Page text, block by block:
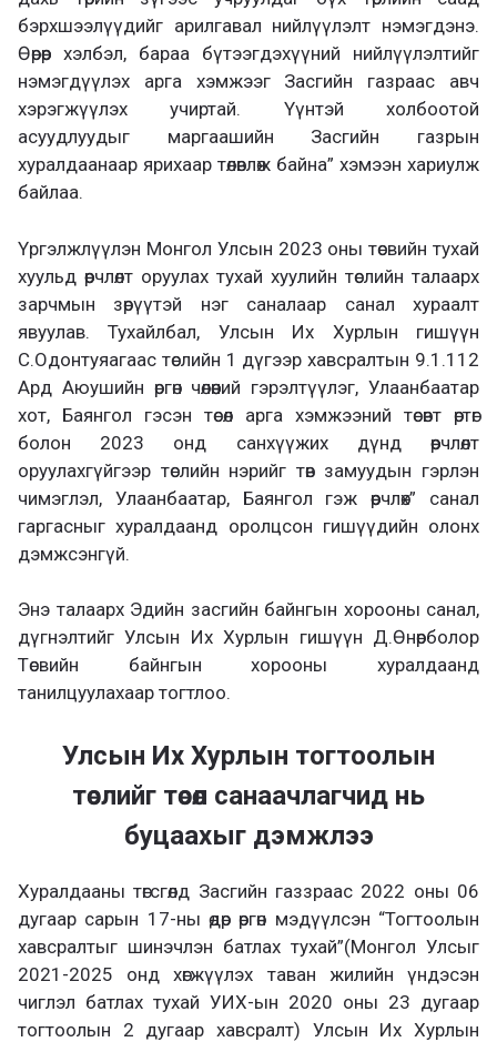
бэрхшээлүүдийг арилгавал нийлүүлэлт нэмэгдэнэ.
Өөрөөр хэлбэл, бараа бүтээгдэхүүний нийлүүлэлтийг
нэмэгдүүлэх арга хэмжээг Засгийн газраас авч
хэрэгжүүлэх учиртай. Үүнтэй холбоотой
асуудлуудыг маргаашийн Засгийн газрын
хуралдаанаар ярихаар төлөвлөж байна” хэмээн хариулж
байлаа.
Үргэлжлүүлэн Монгол Улсын 2023 оны төсвийн тухай
хуульд өөрчлөлт оруулах тухай хуулийн төслийн талаарх
зарчмын зөрүүтэй нэг саналаар санал хураалт
явуулав. Тухайлбал, Улсын Их Хурлын гишүүн
С.Одонтуяагаас төслийн 1 дүгээр хавсралтын 9.1.112
Ард Аюушийн өргөн чөлөөний гэрэлтүүлэг, Улаанбаатар
хот, Баянгол гэсэн төсөл арга хэмжээний төсөвт өртөг
болон 2023 онд санхүүжих дүнд өөрчлөлт
оруулахгүйгээр төслийн нэрийг төв замуудын гэрлэн
чимэглэл, Улаанбаатар, Баянгол гэж өөрчлөх” санал
гаргасныг хуралдаанд оролцсон гишүүдийн олонх
дэмжсэнгүй.
Энэ талаарх Эдийн засгийн байнгын хорооны санал,
дүгнэлтийг Улсын Их Хурлын гишүүн Д.Өнөрболор
Төсвийн байнгын хорооны хуралдаанд
танилцуулахаар тогтлоо.
Улсын Их Хурлын тогтоолын
төслийг төсөл санаачлагчид нь
буцаахыг дэмжлээ
Хуралдааны төгсгөлд Засгийн газзраас 2022 оны 06
дугаар сарын 17-ны өдөр өргөн мэдүүлсэн “Тогтоолын
хавсралтыг шинэчлэн батлах тухай”(Монгол Улсыг
2021-2025 онд хөгжүүлэх таван жилийн үндэсэн
чиглэл батлах тухай УИХ-ын 2020 оны 23 дугаар
тогтоолын 2 дугаар хавсралт) Улсын Их Хурлын